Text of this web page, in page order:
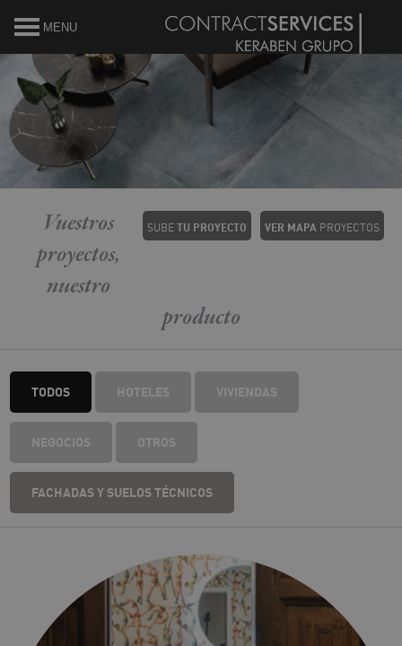
MENU
Debe activar javascript para ver el mapa
SUBE TU PROYECTO VER MAPA PROYECTOS
Vuestros
proyectos,
nuestro
producto
TODOS HOTELES VIVIENDAS
NEGOCIOS OTROS
FACHADAS Y SUELOS TÉCNICOS